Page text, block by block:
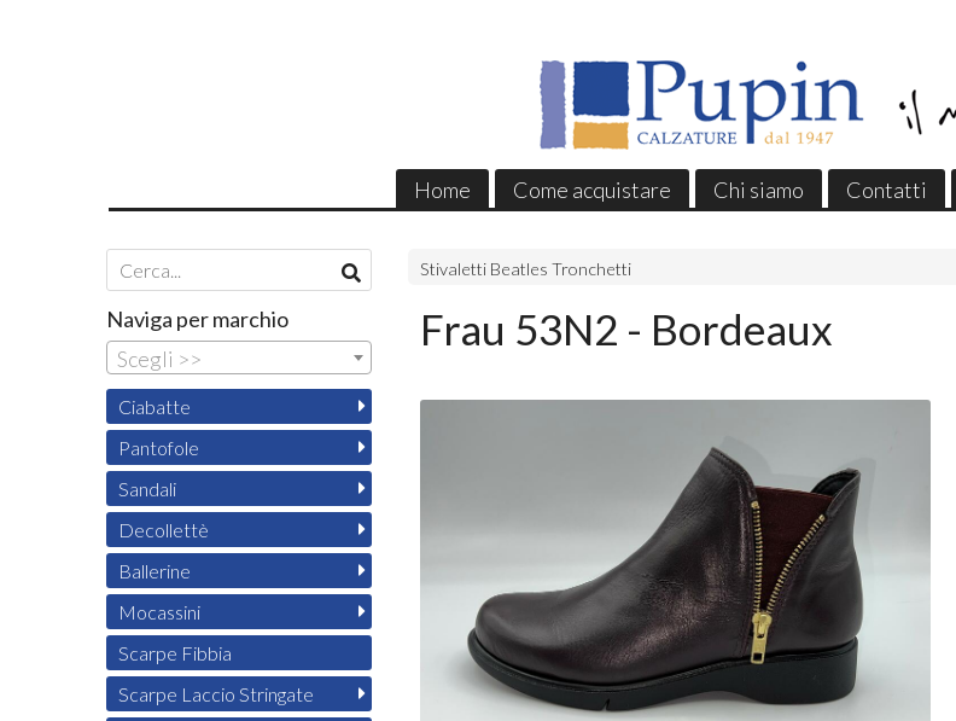
Home Come acquistare Chi siamo Contatti
Stivaletti Beatles Tronchetti
Frau 53N2 - Bordeaux
Naviga per marchio
Scegli >>
Ciabatte
Pantofole
Sandali
Decollettè
Ballerine
Mocassini
Scarpe Fibbia
Scarpe Laccio Stringate